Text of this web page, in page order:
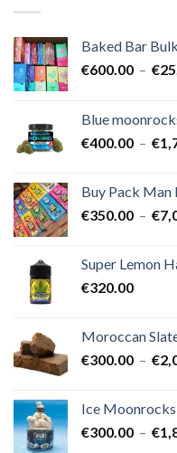
Baked Bar Bulk
€600.00 – €
Blue
€400.00 – €
Buy Pack Man
€350.00 – €
Super Lemon
€320.00
Moroccan
€300.00 – €
Ice Moonrocks
€300.00 – €